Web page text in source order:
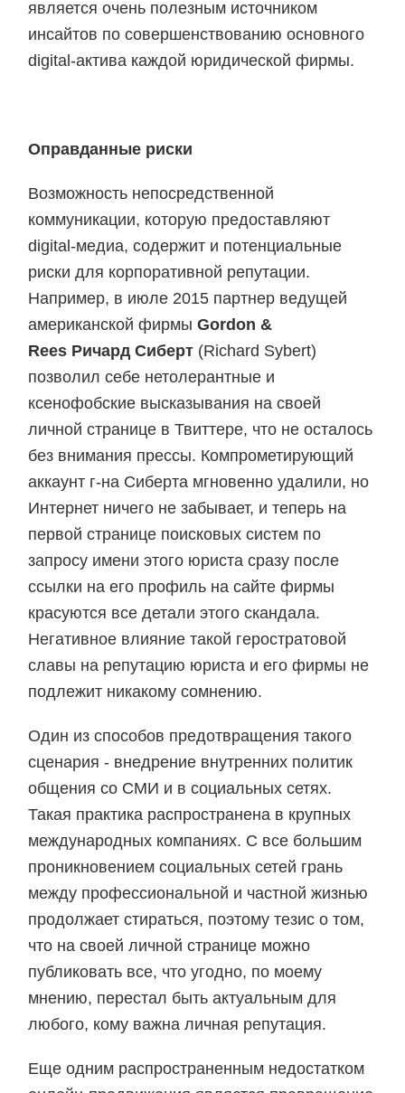
является очень полезным источником
инсайтов по совершенствованию основного
digital-актива каждой юридической фирмы.
Оправданные риски
Возможность непосредственной
коммуникации, которую предоставляют
digital-медиа, содержит и потенциальные
риски для корпоративной репутации.
Например, в июле 2015 партнер ведущей
американской фирмыGordon &
Rees Ричард Сиберт (Richard Sybert)
позволил себе нетолерантные и
ксенофобские высказывания на своей
личной странице в Твиттере, что не осталось
без внимания прессы. Компрометирующий
аккаунт г-на Сиберта мгновенно удалили, но
Интернет ничего не забывает, и теперь на
первой странице поисковых систем по
запросу имени этого юриста сразу после
ссылки на его профиль на сайте фирмы
красуются все детали этого скандала.
Негативное влияние такой геростратовой
славы на репутацию юриста и его фирмы не
подлежит никакому сомнению.
Один из способов предотвращения такого
сценария - внедрение внутренних политик
общения со СМИ и в социальных сетях.
Такая практика распространена в крупных
международных компаниях. С все большим
проникновением социальных сетей грань
между профессиональной и частной жизнью
продолжает стираться, поэтому тезис о том,
что на своей личной странице можно
публиковать все, что угодно, по моему
мнению, перестал быть актуальным для
любого, кому важна личная репутация.
Еще одним распространенным недостатком